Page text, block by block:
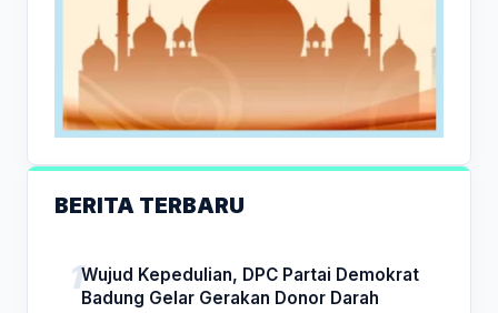
BERITA TERBARU
Wujud Kepedulian, DPC Partai Demokrat
Badung Gelar Gerakan Donor Darah